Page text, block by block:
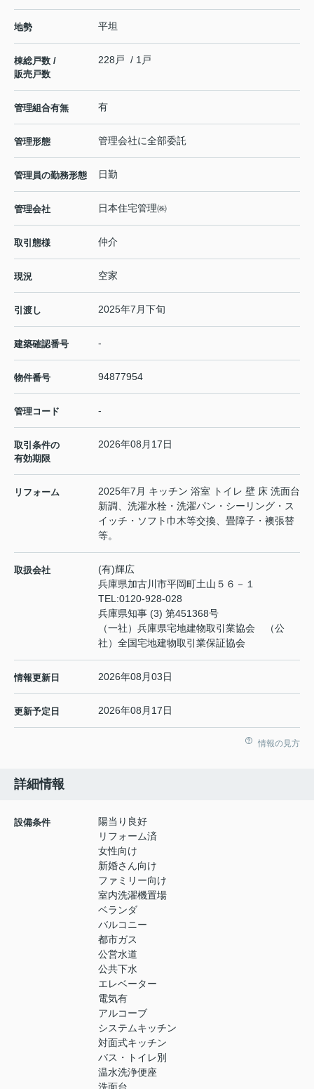
地勢 平坦
棟総戸数 /
販売戸数
228戸 / 1戸
管理組合有無 有
管理形態 管理会社に全部委託
管理員の勤務形態 日勤
管理会社 日本住宅管理㈱
取引態様 仲介
現況 空家
引渡し 2025年7月下旬
建築確認番号 -
物件番号 94877954
管理コード -
取引条件の
有効期限
2026年08月17日
リフォーム
2025年7月 キッチン 浴室 トイレ 壁 床 洗面台
新調、洗濯水栓・洗濯パン・シーリング・ス
イッチ・ソフト巾木等交換、畳障子・襖張替
等。
取扱会社
(有)輝広
兵庫県加古川市平岡町土山５６－１
TEL:0120-928-028
兵庫県知事 (3) 第451368号
（一社）兵庫県宅地建物取引業協会 （公
社）全国宅地建物取引業保証協会
情報更新日 2026年08月03日
更新予定日 2026年08月17日
情報の見方
詳細情報
設備条件
陽当り良好
リフォーム済
女性向け
新婚さん向け
ファミリー向け
室内洗濯機置場
ベランダ
バルコニー
都市ガス
公営水道
公共下水
エレベーター
電気有
アルコーブ
システムキッチン
対面式キッチン
バス・トイレ別
温水洗浄便座
洗面台